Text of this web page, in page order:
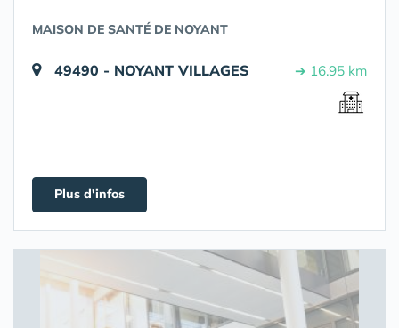
MAISON DE SANTÉ DE NOYANT
49490 - NOYANT VILLAGES ➔ 16.95 km
Plus d'infos